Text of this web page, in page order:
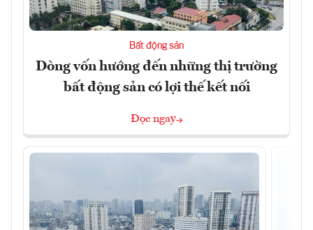
Bất động sản
Dòng vốn hướng đến những thị trường
bất động sản có lợi thế kết nối
Đọc ngay